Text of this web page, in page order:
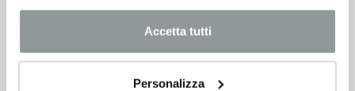
Accetta tutti
Personalizza